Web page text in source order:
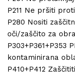
P211 Ne pršiti
P280 Nositi
oči/zaščito za
P303+P361+P353
kontaminirana
P410+P412